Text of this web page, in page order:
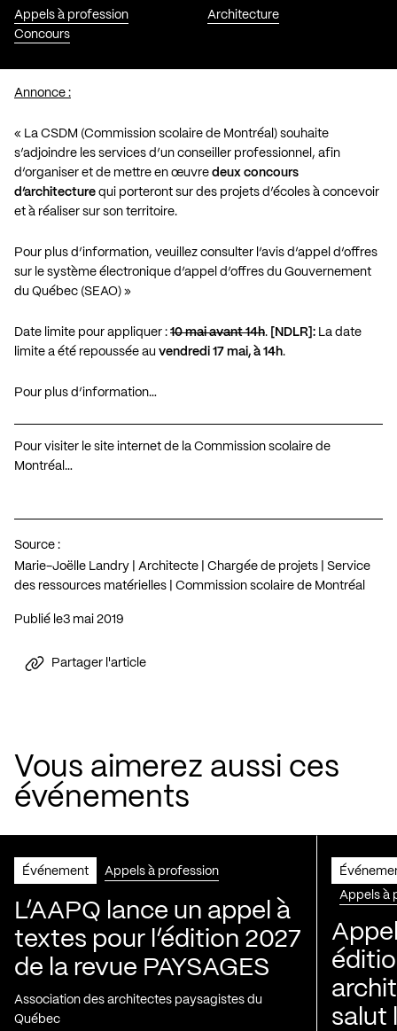
Appels à profession
Concours
Architecture
Annonce :
« La CSDM (Commission scolaire de Montréal) souhaite
s’adjoindre les services d’un conseiller professionnel, afin
d’organiser et de mettre en œuvre deux concours
d’architecture qui porteront sur des projets d’écoles à concevoir
et à réaliser sur son territoire.
Pour plus d’information, veuillez consulter l’avis d’appel d’offres
sur le système électronique d’appel d’offres du Gouvernement
du Québec (SEAO) »
Date limite pour appliquer : 10 mai avant 14h. [NDLR]: La date
limite a été repoussée au vendredi 17 mai, à 14h.
Pour plus d’information…
Pour visiter le site internet de la Commission scolaire de
Montréal…
Source :
Marie-Joëlle Landry | Architecte | Chargée de projets | Service
des ressources matérielles | Commission scolaire de Montréal
Publié le 3 mai 2019
Partager l'article
Vous aimerez aussi ces
événements
Événement Appels à profession
L’AAPQ lance un appel à
textes pour l’édition 2027
de la revue PAYSAGES
Association des architectes paysagistes du
Québec
Appels à
salut